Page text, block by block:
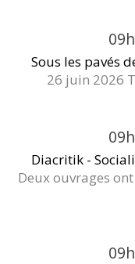
Sous les pavés
26 juin 2026
Diacritik -
Deux ouvrages